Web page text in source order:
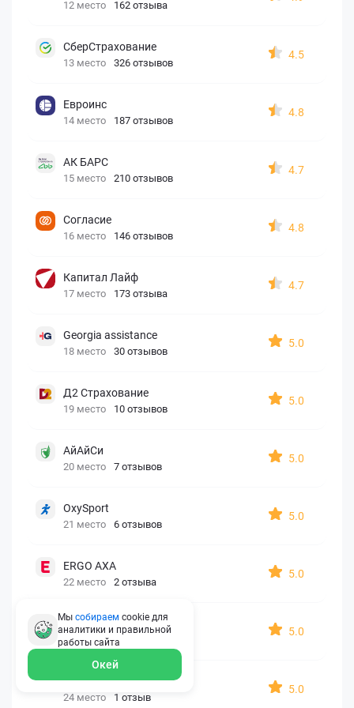
12 место 162 отзыва
СберСтрахование
13 место 326 отзывов
4.5
Евроинс
14 место 187 отзывов
4.8
АК БАРС
15 место 210 отзывов
4.7
Согласие
16 место 146 отзывов
4.8
Капитал Лайф
17 место 173 отзыва
4.7
Georgia assistance
18 место 30 отзывов
5.0
Д2 Страхование
19 место 10 отзывов
5.0
АйАйСи
20 место 7 отзывов
5.0
OxySport
21 место 6 отзывов
5.0
ERGO AXA
22 место 2 отзыва
5.0
Oxy Travel Premium
23 место 1 отзыв
5.0
УралСиб
24 место 1 отзыв
5.0
Мы собираем cookie для
аналитики и правильной
работы сайта
Окей